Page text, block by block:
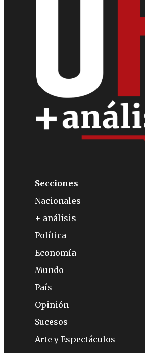
Secciones
Nacionales
+ análisis
Política
Economía
Mundo
País
Opinión
Sucesos
Arte y Espectáculos